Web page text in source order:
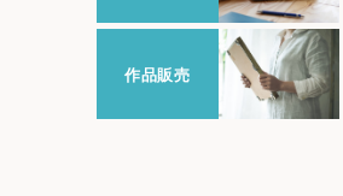
作品販売